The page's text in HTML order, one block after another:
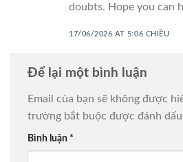
doubts. Hope you can
17/06/2026 AT 5:06 CHIỀU
Để lại một bình luận
Email của bạn sẽ không được
trường bắt buộc được đánh dấu
Bình luận *